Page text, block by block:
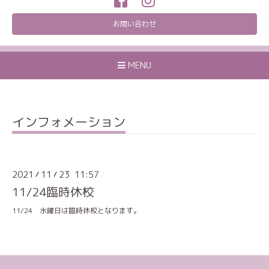
お問い合わせ
MENU
インフォメーション
2021 / 11 / 23 11:57
11/24臨時休校
11/24 水曜日は臨時休校となります。